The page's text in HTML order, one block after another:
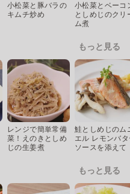
小松菜と豚バラの
キムチ炒め
小松菜とベーコ
としめじのクリ
ム煮
もっと見る
レンジで簡単常備
菜！えのきとしめ
じの生姜煮
鮭としめじのム
エル レモンバ
ソースを添えて
もっと見る